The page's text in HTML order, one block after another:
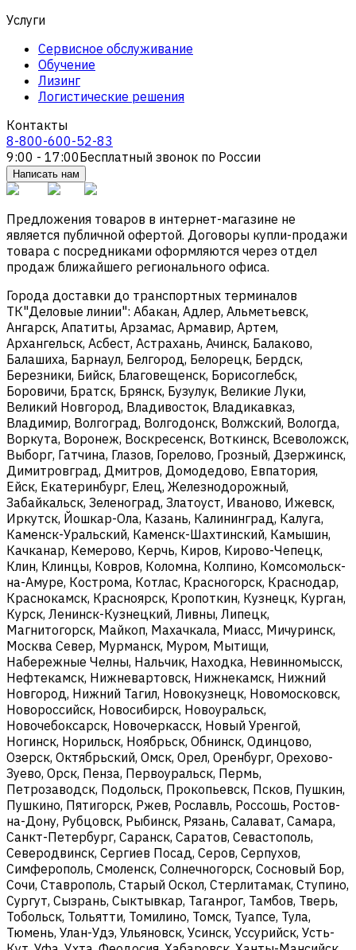
Услуги
Сервисное обслуживание
Обучение
Лизинг
Логистические решения
Контакты
8-800-600-52-83
9:00 - 17:00Бесплатный звонок по России
Написать нам
Предложения товаров в интернет-магазине не
является публичной офертой. Договоры купли-продажи
товара с посредниками оформляются через отдел
продаж ближайшего регионального офиса.
Города доставки до транспортных терминалов
ТК"Деловые линии": Абакан, Адлер, Альметьевск,
Ангарск, Апатиты, Арзамас, Армавир, Артем,
Архангельск, Асбест, Астрахань, Ачинск, Балаково,
Балашиха, Барнаул, Белгород, Белорецк, Бердск,
Березники, Бийск, Благовещенск, Борисоглебск,
Боровичи, Братск, Брянск, Бузулук, Великие Луки,
Великий Новгород, Владивосток, Владикавказ,
Владимир, Волгоград, Волгодонск, Волжский, Вологда,
Воркута, Воронеж, Воскресенск, Воткинск, Всеволожск,
Выборг, Гатчина, Глазов, Горелово, Грозный, Дзержинск,
Димитровград, Дмитров, Домодедово, Евпатория,
Ейск, Екатеринбург, Елец, Железнодорожный,
Забайкальск, Зеленоград, Златоуст, Иваново, Ижевск,
Иркутск, Йошкар-Ола, Казань, Калининград, Калуга,
Каменск-Уральский, Каменск-Шахтинский, Камышин,
Качканар, Кемерово, Керчь, Киров, Кирово-Чепецк,
Клин, Клинцы, Ковров, Коломна, Колпино, Комсомольск-
на-Амуре, Кострома, Котлас, Красногорск, Краснодар,
Краснокамск, Красноярск, Кропоткин, Кузнецк, Курган,
Курск, Ленинск-Кузнецкий, Ливны, Липецк,
Магнитогорск, Майкоп, Махачкала, Миасс, Мичуринск,
Москва Север, Мурманск, Муром, Мытищи,
Набережные Челны, Нальчик, Находка, Невинномысск,
Нефтекамск, Нижневартовск, Нижнекамск, Нижний
Новгород, Нижний Тагил, Новокузнецк, Новомосковск,
Новороссийск, Новосибирск, Новоуральск,
Новочебоксарск, Новочеркасск, Новый Уренгой,
Ногинск, Норильск, Ноябрьск, Обнинск, Одинцово,
Озерск, Октябрьский, Омск, Орел, Оренбург, Орехово-
Зуево, Орск, Пенза, Первоуральск, Пермь,
Петрозаводск, Подольск, Прокопьевск, Псков, Пушкин,
Пушкино, Пятигорск, Ржев, Рославль, Россошь, Ростов-
на-Дону, Рубцовск, Рыбинск, Рязань, Салават, Самара,
Санкт-Петербург, Саранск, Саратов, Севастополь,
Северодвинск, Сергиев Посад, Серов, Серпухов,
Симферополь, Смоленск, Солнечногорск, Сосновый Бор,
Сочи, Ставрополь, Старый Оскол, Стерлитамак, Ступино,
Сургут, Сызрань, Сыктывкар, Таганрог, Тамбов, Тверь,
Тобольск, Тольятти, Томилино, Томск, Туапсе, Тула,
Тюмень, Улан-Удэ, Ульяновск, Усинск, Уссурийск, Усть-